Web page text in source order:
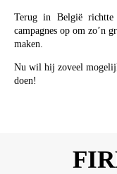
Terug in België richtte
campagnes op om zo’n
maken.
Nu wil hij zoveel
doen!